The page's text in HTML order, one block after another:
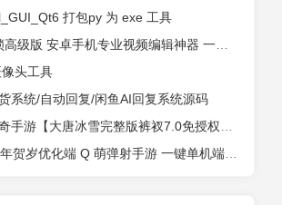
打包py 为 exe 工具
版 安卓手机专业视频编辑神器 一键式AI加持
头工具
系统/自动回复/闲鱼AI回复系统源码
整版裤衩7.0免授权】2026整理特色服务端+寒冬之城+万象古城+天威大陆+大唐盛世【站长亲测】
Q 萌弹射手游 一键单机端 + Linux 手工端 + GM 后台 + 安卓 iOS 双端带教程